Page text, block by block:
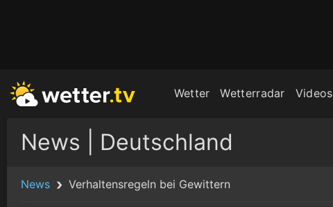
Wetter Wetterradar Videos
News | Deutschland
News Verhaltensregeln bei Gewittern